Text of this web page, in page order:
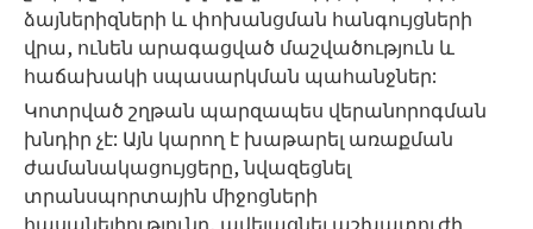
ձայներիզների և փոխանցման հանգույցների
վրա, ունեն արագացված մաշվածություն և
հաճախակի սպասարկման պահանջներ:
Կոտրված շղթան պարզապես վերանորոգման
խնդիր չէ: Այն կարող է խաթարել առաքման
ժամանակացույցերը, նվազեցնել
տրանսպորտային միջոցների
հասանելիությունը, ավելացնել աշխատուժի